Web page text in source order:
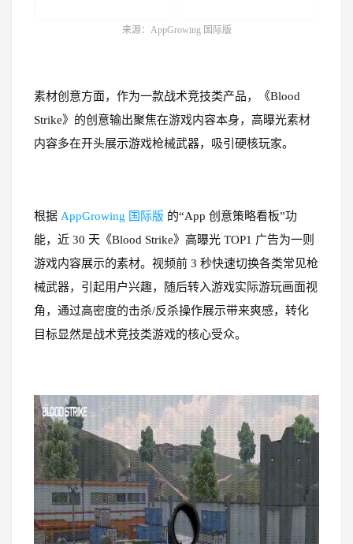
来源：AppGrowing 国际版
素材创意方面，作为一款战术竞技类产品，《Blood
Strike》的创意输出聚焦在游戏内容本身，高曝光素材
内容多在开头展示游戏枪械武器，吸引硬核玩家。
根据 AppGrowing 国际版 的“App 创意策略看板”功
能，近 30 天《Blood Strike》高曝光 TOP1 广告为一则
游戏内容展示的素材。视频前 3 秒快速切换各类常见枪
械武器，引起用户兴趣，随后转入游戏实际游玩画面视
角，通过高密度的击杀/反杀操作展示带来爽感，转化
目标显然是战术竞技类游戏的核心受众。